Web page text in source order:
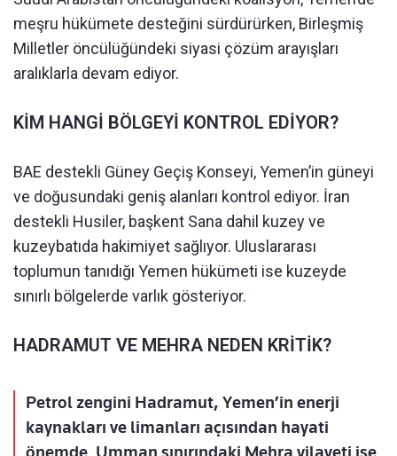
meşru hükümete desteğini sürdürürken, Birleşmiş
Milletler öncülüğündeki siyasi çözüm arayışları
aralıklarla devam ediyor.
KİM HANGİ BÖLGEYİ KONTROL EDİYOR?
BAE destekli Güney Geçiş Konseyi, Yemen’in güneyi
ve doğusundaki geniş alanları kontrol ediyor. İran
destekli Husiler, başkent Sana dahil kuzey ve
kuzeybatıda hakimiyet sağlıyor. Uluslararası
toplumun tanıdığı Yemen hükümeti ise kuzeyde
sınırlı bölgelerde varlık gösteriyor.
HADRAMUT VE MEHRA NEDEN KRİTİK?
Petrol zengini Hadramut, Yemen’in enerji
kaynakları ve limanları açısından hayati